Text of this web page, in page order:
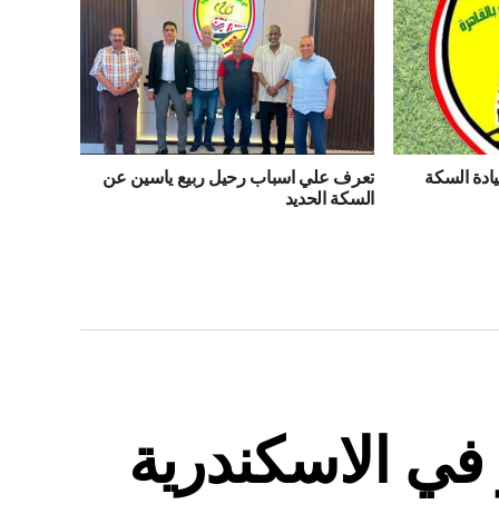
السكة تعرف علي اسباب رحيل ربيع ياسين عن
السكة الحديد
الاسكندرية